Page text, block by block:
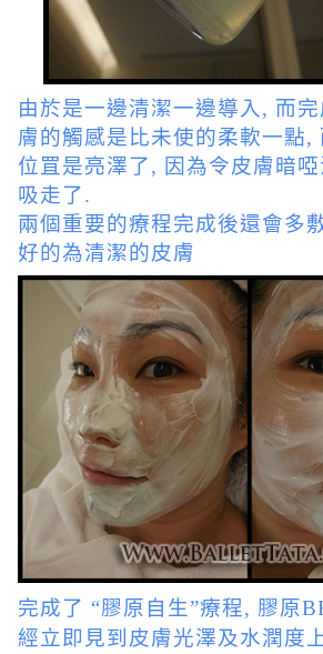
由於是一邊清潔一邊導入, 而
膚的觸感是比未使的柔軟一點,
位罝是亮澤了, 因為令皮膚暗
吸走了.
兩個重要的療程完成後還會多
好的為清潔的皮膚
完成了 “膠原自生”療程, 膠原
經立即見到皮膚光澤及水潤度